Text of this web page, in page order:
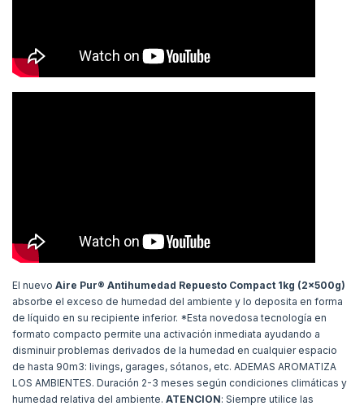
El nuevo Aire Pur® Antihumedad Repuesto Compact 1kg (2x500g)
absorbe el exceso de humedad del ambiente y lo deposita en forma
de líquido en su recipiente inferior. *Esta novedosa tecnología en
formato compacto permite una activación inmediata ayudando a
disminuir problemas derivados de la humedad en cualquier espacio
de hasta 90m3: livings, garages, sótanos, etc. ADEMAS AROMATIZA
LOS AMBIENTES. Duración 2-3 meses según condiciones climáticas y
humedad relativa del ambiente. ATENCION: Siempre utilice las